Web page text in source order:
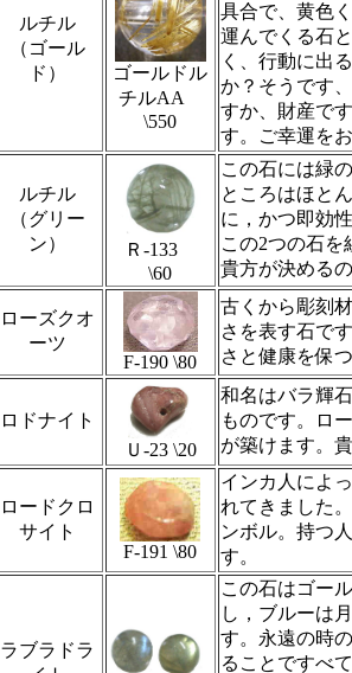
ルチル
（ゴール
ド）
ゴールドル
チルAA
\550
具合で、黄色
運んでくる石
く、行動に出
か？そうです
すか、財産で
す。ご幸運を
ルチル
（グリー
ン）
Ｒ‐133
\60
この石には緑
ところはほと
に，かつ即効
この2つの石
貴方が決める
ローズクオ
ーツ
F-190 \80
古くから彫刻
さを表す石で
さと健康を保
ロドナイト
Ｕ‐23 \20
和名はバラ輝
ものです。ロ
が築けます。
ロードクロ
サイト
F-191 \80
インカ人によ
れてきました
ンボル。持つ
す。
ラブラドラ
この石はゴー
し，ブルーは
す。永遠の時
ることですべ